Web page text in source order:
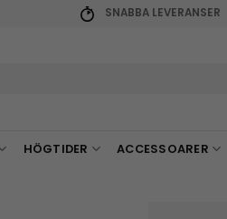
SNABBA LEVERANSER
HÖGTIDER ACCESSOARER